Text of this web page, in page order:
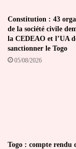
Constitution : 43
de la société civile
la CEDEAO et l’UA
sanctionner le Togo
05/08/2026
Togo : compte rendu